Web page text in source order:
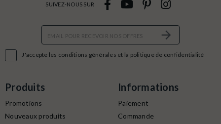
J'accepte les conditions générales et la politique de confidentialité
SUIVEZ-NOUS SUR
Produits
Promotions
Nouveaux produits
Informations
Paiement
Commande